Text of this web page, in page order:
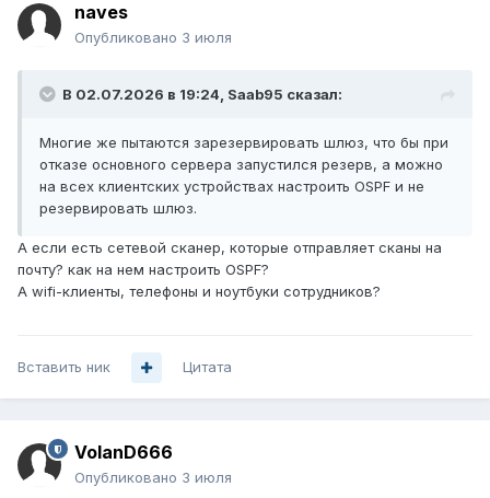
naves
Опубликовано 3 июля
В 02.07.2026 в 19:24, Saab95 сказал:
Многие же пытаются зарезервировать шлюз, что бы при
отказе основного сервера запустился резерв, а можно
на всех клиентских устройствах настроить OSPF и не
резервировать шлюз.
А если есть сетевой сканер, которые отправляет сканы на
почту? как на нем настроить OSPF?
А wifi-клиенты, телефоны и ноутбуки сотрудников?
Вставить ник Цитата
VolanD666
Опубликовано 3 июля